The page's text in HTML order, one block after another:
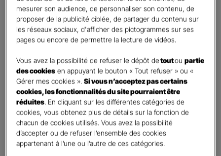
Etes-vous déjà client Gan assurances ?*
Oui
Civilité*
Madame
Monsieur
Contact*
First Last
mesurer son audience, de personnaliser son contenu, de
proposer de la publicité ciblée, de partager du contenu sur
les réseaux sociaux, d'afficher des pictogrammes sur ses
pages ou encore de permettre la lecture de vidéos.
Vous avez la possibilité de refuser le dépôt detoutoupartie
des cookies en appuyant le bouton « Tout refuser » ou «
Gérer mes cookies ».Si vous n’acceptez pas certains
cookies, les fonctionnalités du site pourraient être
réduites. En cliquant sur les différentes catégories de
cookies, vous obtenez plus de détails sur la fonction de
chacun de cookies utilisés. Vous avez la possibilité
d’accepter ou de refuser l’ensemble des cookies
appartenant à l’une ou l’autre de ces catégories.